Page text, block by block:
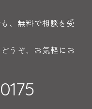
、無料で相談を受
うぞ、お気軽にお